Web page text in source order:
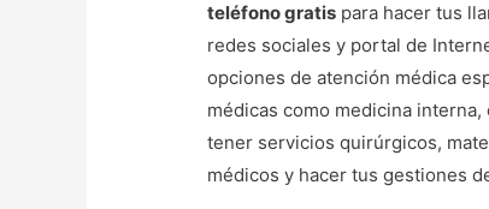
teléfono gratis para hacer tus
redes sociales y portal de
opciones de atención médica
médicas como medicina
tener servicios quirúrgicos,
médicos y hacer tus gestiones